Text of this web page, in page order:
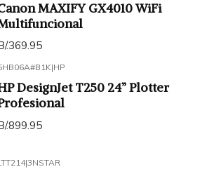
MAXIFY GX4010 WiFi
.369.95
|HP
DesignJet T250 24” Plotter
.899.95
|3NSTAR